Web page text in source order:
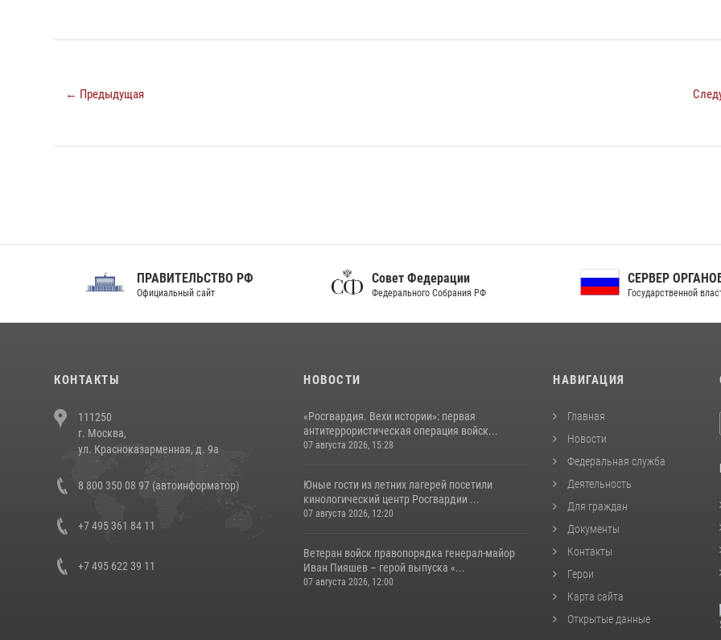
← Предыдущая
ПРАВИТЕЛЬСТВО РФ
Официальный сайт
Совет Федерации
Федерального Собрания РФ
СЕРВЕР ОРГАНОВ
Государственной власти РФ
КОНТАКТЫ
111250
г. Москва,
ул. Красноказарменная, д. 9а
8 800 350 08 97 (автоинформатор)
+7 495 361 84 11
+7 495 622 39 11
НОВОСТИ
«Росгвардия. Вехи истории»: первая
антитеррористическая операция войск...
07 августа 2026, 15:28
Юные гости из летних лагерей посетили
кинологический центр Росгвардии ...
07 августа 2026, 12:20
Ветеран войск правопорядка генерал-майор
Иван Пияшев – герой выпуска «...
07 августа 2026, 12:00
НАВИГАЦИЯ
Главная
Новости
Федеральная служба
Деятельность
Для граждан
Документы
Контакты
Герои
Карта сайта
Открытые данные